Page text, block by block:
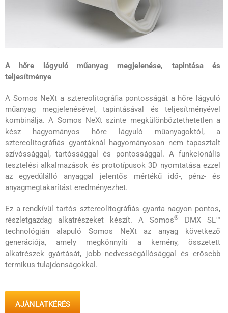
A hőre lágyuló műanyag megjelenése, tapintása és
teljesítménye
A Somos NeXt a sztereolitográfia pontosságát a hőre lágyuló
műanyag megjelenésével, tapintásával és teljesítményével
kombinálja. A Somos NeXt szinte megkülönböztethetetlen a
kész hagyományos hőre lágyuló műanyagoktól, a
sztereolitográfiás gyantáknál hagyományosan nem tapasztalt
szívóssággal, tartóssággal és pontossággal. A funkcionális
tesztelési alkalmazások és prototípusok 3D nyomtatása ezzel
az egyedülálló anyaggal jelentős mértékű idő-, pénz- és
anyagmegtakarítást eredményezhet.
Ez a rendkívül tartós sztereolitográfiás gyanta nagyon pontos,
részletgazdag alkatrészeket készít. A Somos®
DMX SL™
technológián alapuló Somos NeXt az anyag következő
generációja, amely megkönnyíti a kemény, összetett
alkatrészek gyártását, jobb nedvességállósággal és erősebb
termikus tulajdonságokkal.
AJÁNLATKÉRÉS